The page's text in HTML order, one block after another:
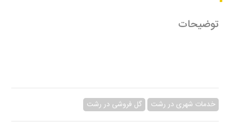
توضیحات
خدمات شهری در رشت گل فروشی در رشت